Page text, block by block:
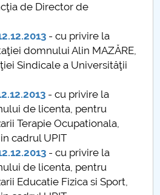
cu dizabilități
Universitar Pitești
Planului Operațional 2020-
Orientare în Carieră
de Director de
- cu privire la
domnului Alin MAZĂRE,
Sindicale a Universităţii
- cu privire la
de licenta, pentru
Terapie Ocupationala,
cadrul UPIT
- cu privire la
de licenta, pentru
Educatie Fizica si Sport,